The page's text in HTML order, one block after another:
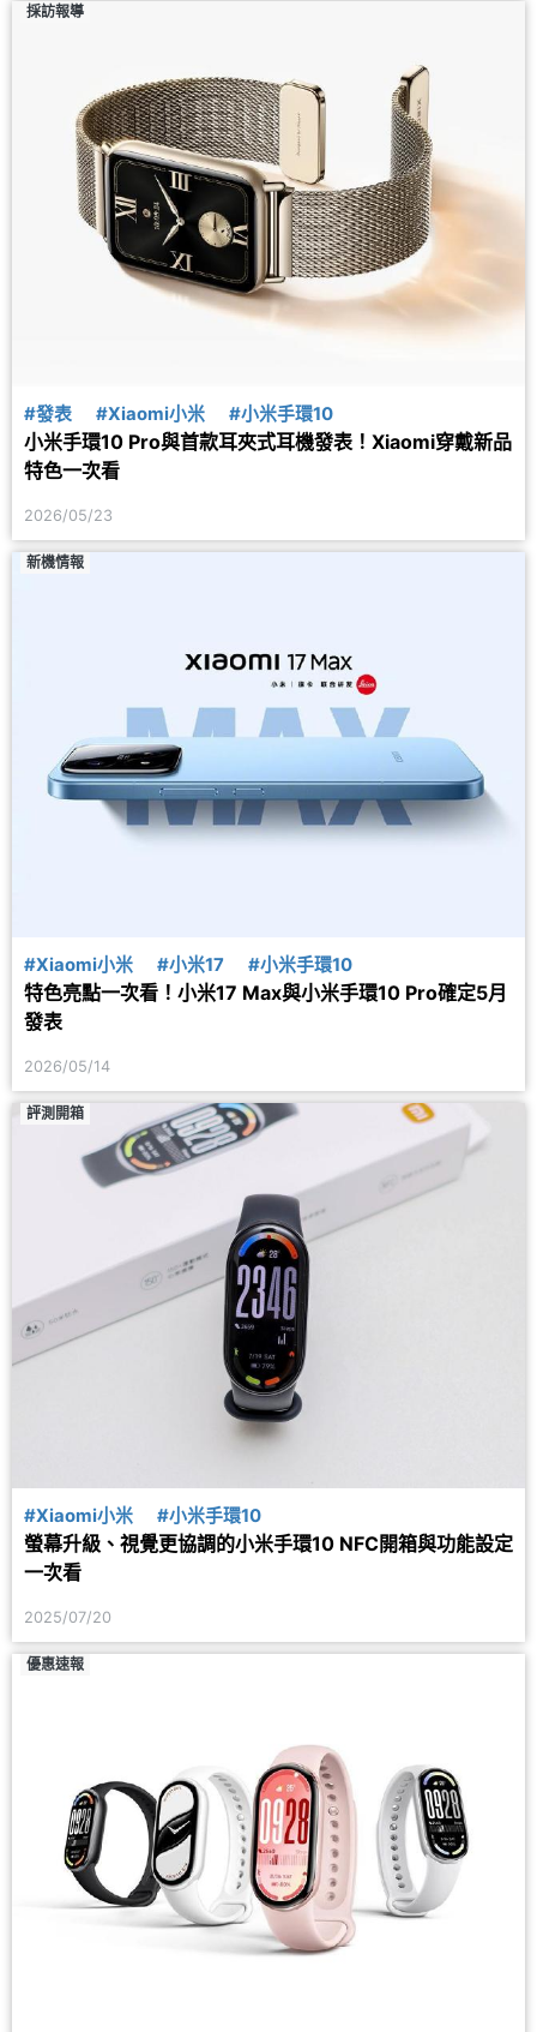
採訪報導
#發表 #Xiaomi小米 #小米手環10
小米手環10 Pro與首款耳夾式耳機發表！Xiaomi穿戴新品
特色一次看
2026/05/23
新機情報
#Xiaomi小米 #小米17 #小米手環10
特色亮點一次看！小米17 Max與小米手環10 Pro確定5月
發表
2026/05/14
評測開箱
#Xiaomi小米 #小米手環10
螢幕升級、視覺更協調的小米手環10 NFC開箱與功能設定
一次看
2025/07/20
優惠速報